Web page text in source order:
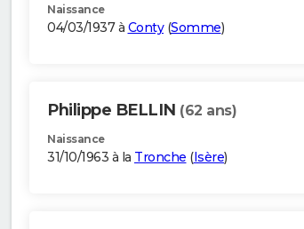
Naissance
04/03/1937 à Conty(Somme)
Philippe BELLIN (62 ans)
Naissance
31/10/1963 à la Tronche (Isère)